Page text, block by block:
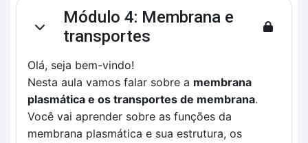
Contrair
Módulo 4: Membrana e
transportes
Olá, seja bem-vindo!
Nesta aula vamos falar sobre a membrana
plasmática e os transportes de membrana.
Você vai aprender sobre as funções da
membrana plasmática e sua estrutura, os